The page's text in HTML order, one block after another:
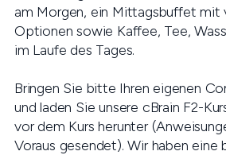
am Morgen, ein Mittagsbuffet mit
Optionen sowie Kaffee, Tee,
im Laufe des Tages.
Bringen Sie bitte Ihren eigenen
und laden Sie unsere cBrain F2-
vor dem Kurs herunter
Voraus gesendet). Wir haben eine